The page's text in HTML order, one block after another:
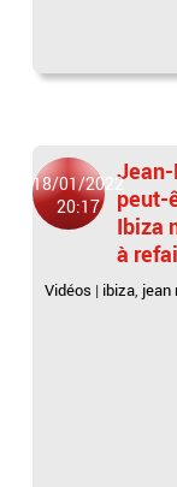
18/01/2022
20:17
Jean-
peut-
Ibiza
à
Vidéos | ibiza, jean